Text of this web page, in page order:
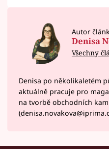
Autor
Denisa
Všechny
Denisa po několikaletém
aktuálně pracuje pro
na tvorbě obchodních